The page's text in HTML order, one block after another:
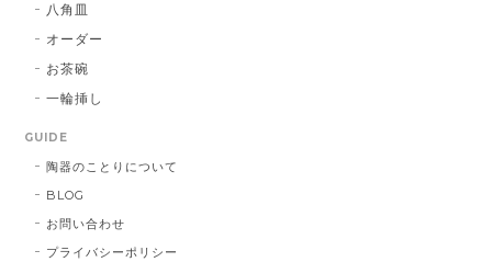
八角皿
オーダー
お茶碗
一輪挿し
GUIDE
陶器のことりについて
BLOG
お問い合わせ
プライバシーポリシー